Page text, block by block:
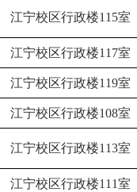
江宁校区行政楼115室
江宁校区行政楼117室
江宁校区行政楼119室
江宁校区行政楼108室
江宁校区行政楼113室
江宁校区行政楼111室